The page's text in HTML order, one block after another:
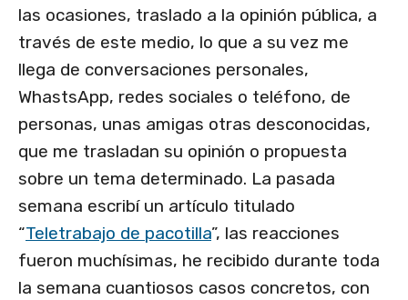
las ocasiones, traslado a la opinión pública, a
través de este medio, lo que a su vez me
llega de conversaciones personales,
WhastsApp, redes sociales o teléfono, de
personas, unas amigas otras desconocidas,
que me trasladan su opinión o propuesta
sobre un tema determinado. La pasada
semana escribí un artículo titulado
“Teletrabajo de pacotilla”, las reacciones
fueron muchísimas, he recibido durante toda
la semana cuantiosos casos concretos, con